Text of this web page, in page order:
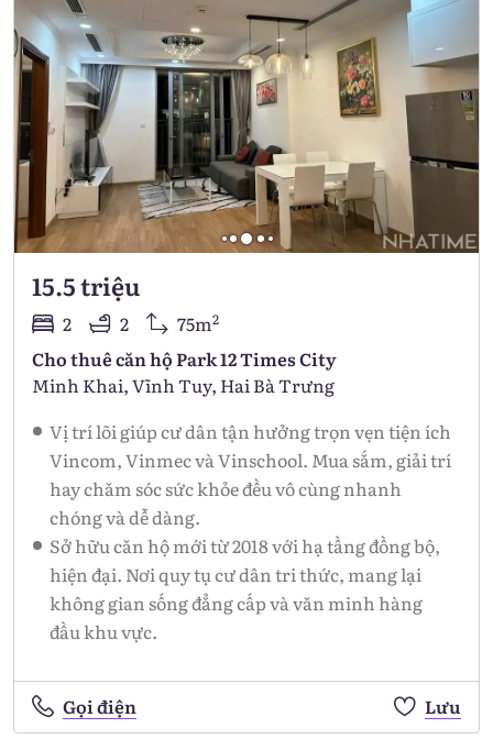
15.5 triệu
2 2 75m2
Cho thuê căn hộ Park 12 Times City
Minh Khai, Vĩnh Tuy, Hai Bà Trưng
Vị trí lõi giúp cư dân tận hưởng trọn vẹn tiện ích
Vincom, Vinmec và Vinschool. Mua sắm, giải trí
hay chăm sóc sức khỏe đều vô cùng nhanh
chóng và dễ dàng.
Sở hữu căn hộ mới từ 2018 với hạ tầng đồng bộ,
hiện đại. Nơi quy tụ cư dân tri thức, mang lại
không gian sống đẳng cấp và văn minh hàng
đầu khu vực.
Gọi điện Lưu